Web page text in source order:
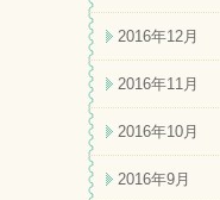
2016年12月
2016年11月
2016年10月
2016年9月